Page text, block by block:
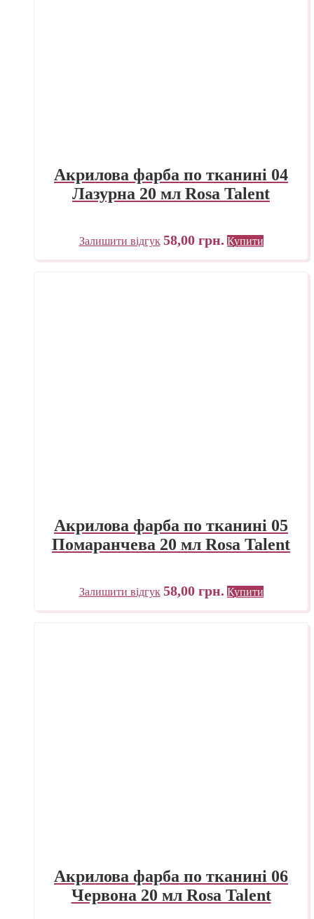
Акрилова фарба по тканині 04
Лазурна 20 мл Rosa Talent
Залишити відгук 58,00 грн. Купити
Акрилова фарба по тканині 05
Помаранчева 20 мл Rosa Talent
Залишити відгук 58,00 грн. Купити
Акрилова фарба по тканині 06
Червона 20 мл Rosa Talent